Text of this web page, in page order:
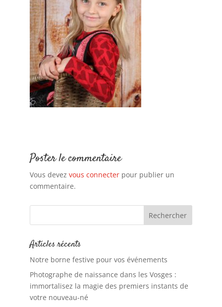
Poster le commentaire
Vous devez vous connecterpour publier un
commentaire.
Articles récents
Notre borne festive pour vos événements
Photographe de naissance dans les Vosges :
immortalisez la magie des premiers instants de
votre nouveau-né